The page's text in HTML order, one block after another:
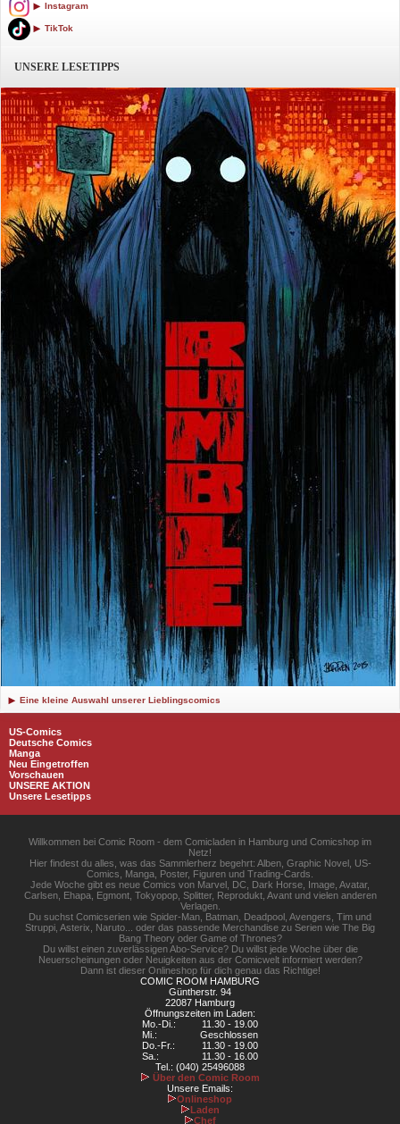
Instagram
TikTok
UNSERE LESETIPPS
Eine kleine Auswahl unserer Lieblingscomics
US-Comics
Deutsche Comics
Manga
Neu Eingetroffen
Vorschauen
UNSERE AKTION
Unsere Lesetipps
Willkommen bei Comic Room - dem Comicladen in Hamburg und Comicshop im
Netz!
Hier findest du alles, was das Sammlerherz begehrt: Alben, Graphic Novel, US-
Comics, Manga, Poster, Figuren und Trading-Cards.
Jede Woche gibt es neue Comics von Marvel, DC, Dark Horse, Image, Avatar,
Carlsen, Ehapa, Egmont, Tokyopop, Splitter, Reprodukt, Avant und vielen anderen
Verlagen.
Du suchst Comicserien wie Spider-Man, Batman, Deadpool, Avengers, Tim und
Struppi, Asterix, Naruto... oder das passende Merchandise zu Serien wie The Big
Bang Theory oder Game of Thrones?
Du willst einen zuverlässigen Abo-Service? Du willst jede Woche über die
Neuerscheinungen oder Neuigkeiten aus der Comicwelt informiert werden?
Dann ist dieser Onlineshop für dich genau das Richtige!
COMIC ROOM HAMBURG
Güntherstr. 94
22087 Hamburg
Öffnungszeiten im Laden:
Mo.-Di.:
11.30 - 19.00
Mi.:
Geschlossen
Do.-Fr.:
11.30 - 19.00
Sa.:
11.30 - 16.00
Tel.: (040) 25496088
Über den Comic Room
Unsere Emails:
Onlineshop
Laden
Chef